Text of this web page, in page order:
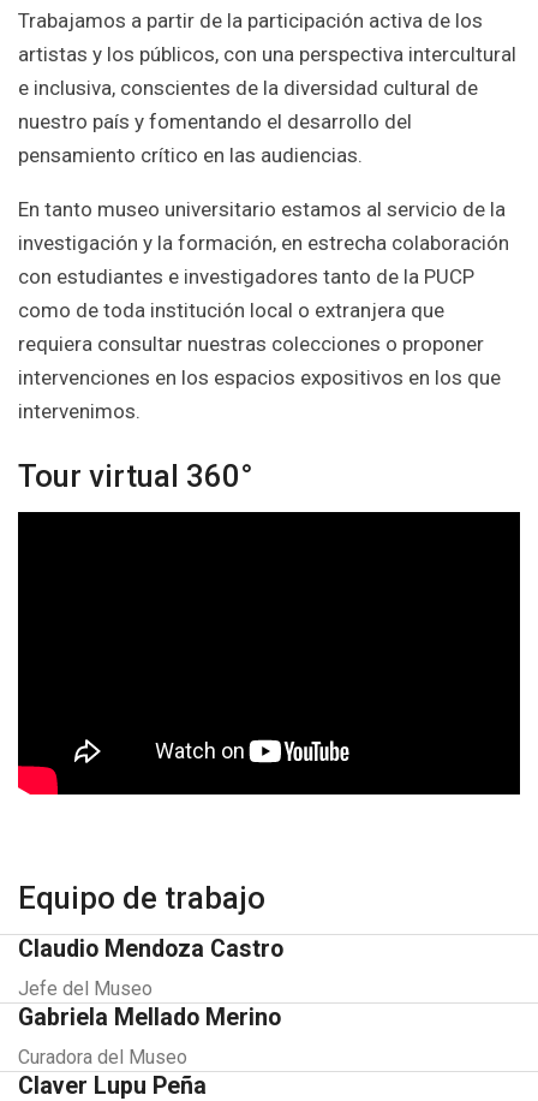
Trabajamos a partir de la participación activa de los
artistas y los públicos, con una perspectiva intercultural
e inclusiva, conscientes de la diversidad cultural de
nuestro país y fomentando el desarrollo del
pensamiento crítico en las audiencias.
En tanto museo universitario estamos al servicio de la
investigación y la formación, en estrecha colaboración
con estudiantes e investigadores tanto de la PUCP
como de toda institución local o extranjera que
requiera consultar nuestras colecciones o proponer
intervenciones en los espacios expositivos en los que
intervenimos.
Tour virtual 360°
Equipo de trabajo
Claudio Mendoza Castro
Jefe del Museo
Gabriela Mellado Merino
Curadora del Museo
Claver Lupu Peña